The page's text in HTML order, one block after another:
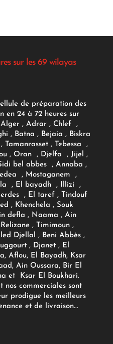
sur les 69 wilayas
de préparation des
en 24 à 72 heures sur
Alger , Adrar, Chlef ,
, Batna , Bejaia , Biskra
, Tebessa ,
, Oran , Djelfa , Jijel ,
bel abbes , Annaba ,
, Mostaganem ,
, El bayadh , Illizi ,
, El taref , Tindouf
, Khenchela , Souk
defla , Naama , Ain
, Timimoun ,
Djellal , Beni Abbès ,
, Djanet , El
Aflou, El Bayadh, Ksar
Ain Oussara, Bir El
et Ksar El Boukhari.
nos commerciales sont
prodigue les meilleurs
et de livraison...